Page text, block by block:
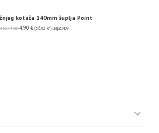
kotača 140mm šuplja Point
(52.74 kn) 4.90 € (36.92 kn) uključ. PDV